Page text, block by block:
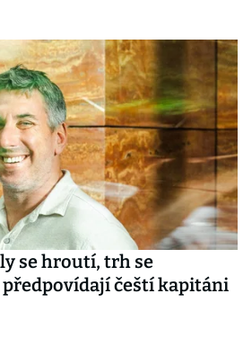
se hroutí, trh se
čeští kapitáni